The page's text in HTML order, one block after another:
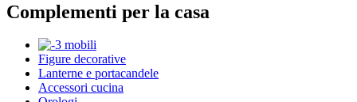
Complementi per la casa
Figure decorative
Lanterne e portacandele
Accessori cucina